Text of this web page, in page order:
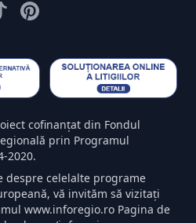
Pinterest
cofinanțat din Fondul
prin Programul
2020.
celelalte programe
vă invităm să vizitați
www.inforegio.ro Pagina de